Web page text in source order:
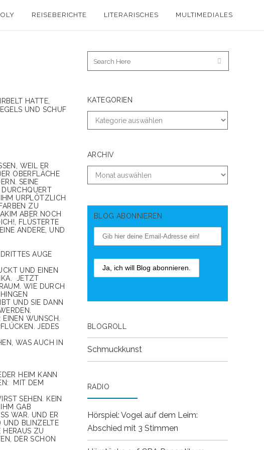
REISEBERICHTE LITERARISCHES MULTIMEDIALES
HATTE,
UND SCHUF
WEIL ER S
OBERFLÄCHE D
SEINE L
H
URPLÖTZLICH K
ZU G
ABER NOCH M
FLÜSTERTE E
ANDERE, UND I
AUGE
UND EINEN
JETZT
WIE DURCH
UND SIE DANN
EINEN WUNSCH.
JEDES
WAS AUCH IN
HEIM KANN
MIT DEM
SEHEN. KEIN
GAB
WAR. UND ER B
BLINZELTE IH
ZU BA
SCHON UNG
KATEGORIEN
ARCHIV
BLOG ABONNIEREN
BLOGROLL
Schmuckkunst
RADIO
Hörspiel: Vogel auf dem Leim:
Abschied mit 3 Stimmen